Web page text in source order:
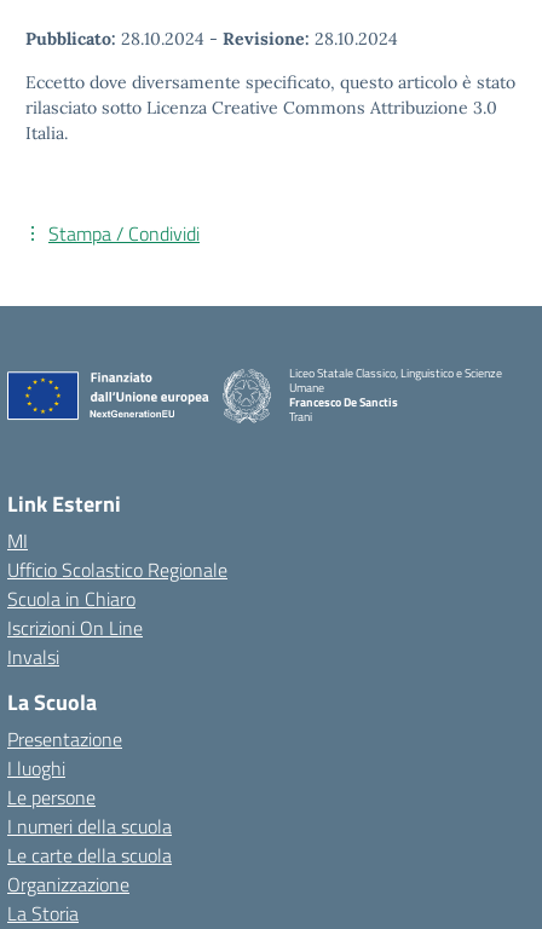
Pubblicato: 28.10.2024 - Revisione: 28.10.2024
Eccetto dove diversamente specificato, questo articolo è stato
rilasciato sotto Licenza Creative Commons Attribuzione 3.0
Italia.
Stampa / Condividi
Liceo Statale Classico, Linguistico e Scienze
Umane
Francesco De Sanctis
Trani
Link Esterni
MI
Ufficio Scolastico Regionale
Scuola in Chiaro
Iscrizioni On Line
Invalsi
La Scuola
Presentazione
I luoghi
Le persone
I numeri della scuola
Le carte della scuola
Organizzazione
La Storia